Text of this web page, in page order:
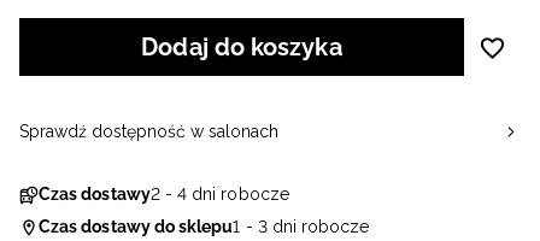
Dodaj do koszyka
Czas dostawy2 - 4 dni robocze
Czas dostawy do sklepu1 - 3 dni robocze
Sprawdź dostępność w salonach